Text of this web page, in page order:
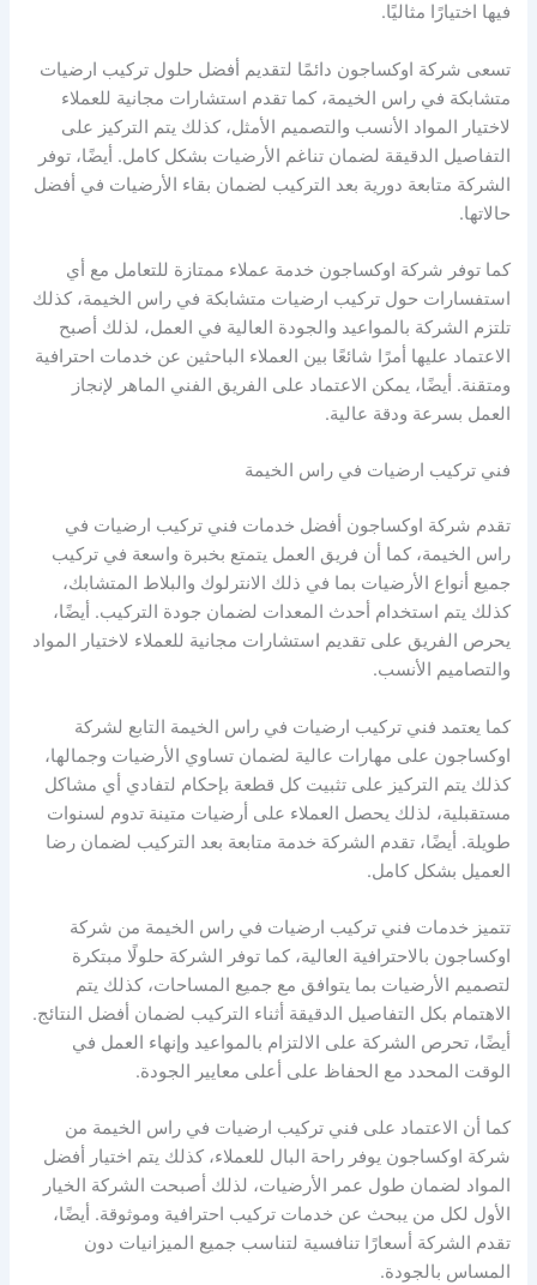
فيها اختيارًا مثاليًا.
تسعى شركة اوكساجون دائمًا لتقديم أفضل حلول تركيب ارضيات
متشابكة في راس الخيمة، كما تقدم استشارات مجانية للعملاء
لاختيار المواد الأنسب والتصميم الأمثل، كذلك يتم التركيز على
التفاصيل الدقيقة لضمان تناغم الأرضيات بشكل كامل. أيضًا، توفر
الشركة متابعة دورية بعد التركيب لضمان بقاء الأرضيات في أفضل
حالاتها.
كما توفر شركة اوكساجون خدمة عملاء ممتازة للتعامل مع أي
استفسارات حول تركيب ارضيات متشابكة في راس الخيمة، كذلك
تلتزم الشركة بالمواعيد والجودة العالية في العمل، لذلك أصبح
الاعتماد عليها أمرًا شائعًا بين العملاء الباحثين عن خدمات احترافية
ومتقنة. أيضًا، يمكن الاعتماد على الفريق الفني الماهر لإنجاز
العمل بسرعة ودقة عالية.
فني تركيب ارضيات في راس الخيمة
تقدم شركة اوكساجون أفضل خدمات فني تركيب ارضيات في
راس الخيمة، كما أن فريق العمل يتمتع بخبرة واسعة في تركيب
جميع أنواع الأرضيات بما في ذلك الانترلوك والبلاط المتشابك،
كذلك يتم استخدام أحدث المعدات لضمان جودة التركيب. أيضًا،
يحرص الفريق على تقديم استشارات مجانية للعملاء لاختيار المواد
والتصاميم الأنسب.
كما يعتمد فني تركيب ارضيات في راس الخيمة التابع لشركة
اوكساجون على مهارات عالية لضمان تساوي الأرضيات وجمالها،
كذلك يتم التركيز على تثبيت كل قطعة بإحكام لتفادي أي مشاكل
مستقبلية، لذلك يحصل العملاء على أرضيات متينة تدوم لسنوات
طويلة. أيضًا، تقدم الشركة خدمة متابعة بعد التركيب لضمان رضا
العميل بشكل كامل.
تتميز خدمات فني تركيب ارضيات في راس الخيمة من شركة
اوكساجون بالاحترافية العالية، كما توفر الشركة حلولًا مبتكرة
لتصميم الأرضيات بما يتوافق مع جميع المساحات، كذلك يتم
الاهتمام بكل التفاصيل الدقيقة أثناء التركيب لضمان أفضل النتائج.
أيضًا، تحرص الشركة على الالتزام بالمواعيد وإنهاء العمل في
الوقت المحدد مع الحفاظ على أعلى معايير الجودة.
كما أن الاعتماد على فني تركيب ارضيات في راس الخيمة من
شركة اوكساجون يوفر راحة البال للعملاء، كذلك يتم اختيار أفضل
المواد لضمان طول عمر الأرضيات، لذلك أصبحت الشركة الخيار
الأول لكل من يبحث عن خدمات تركيب احترافية وموثوقة. أيضًا،
تقدم الشركة أسعارًا تنافسية لتناسب جميع الميزانيات دون
المساس بالجودة.